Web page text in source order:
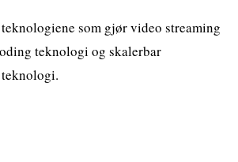
som gjør video streaming
teknologi og skalerbar